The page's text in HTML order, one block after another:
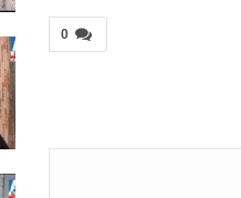
0